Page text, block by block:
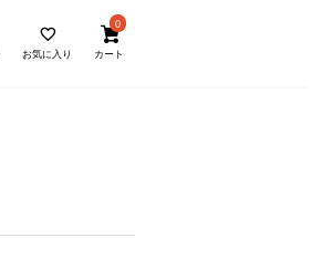
お気に入り
0
カート